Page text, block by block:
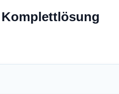
Komplettlösung